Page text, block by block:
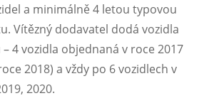
a minimálně 4 letou typovou
Vítězný dodavatel dodá vozidla
4 vozidla objednaná v roce 2017
2018) a vždy po 6 vozidlech v
2020.